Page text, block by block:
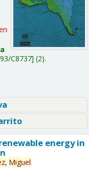
C8737 (2).
energy in
Miguel.